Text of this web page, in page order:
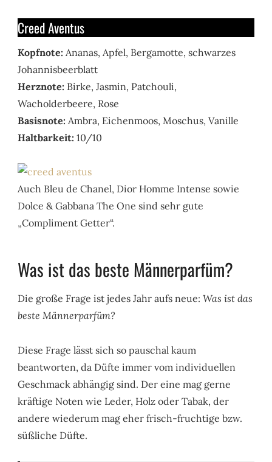
Creed Aventus
Kopfnote: Ananas, Apfel, Bergamotte, schwarzes
Johannisbeerblatt
Herznote: Birke, Jasmin, Patchouli,
Wacholderbeere, Rose
Basisnote: Ambra, Eichenmoos, Moschus, Vanille
Haltbarkeit: 10/10
Auch Bleu de Chanel, Dior Homme Intense sowie
Dolce & Gabbana The One sind sehr gute
„Compliment Getter“.
Was ist das beste Männerparfüm?
Die große Frage ist jedes Jahr aufs neue:Was ist das
beste Männerparfüm?
Diese Frage lässt sich so pauschal kaum
beantworten, da Düfte immer vom individuellen
Geschmack abhängig sind. Der eine mag gerne
kräftige Noten wie Leder, Holz oder Tabak, der
andere wiederum mag eher frisch-fruchtige bzw.
süßliche Düfte.